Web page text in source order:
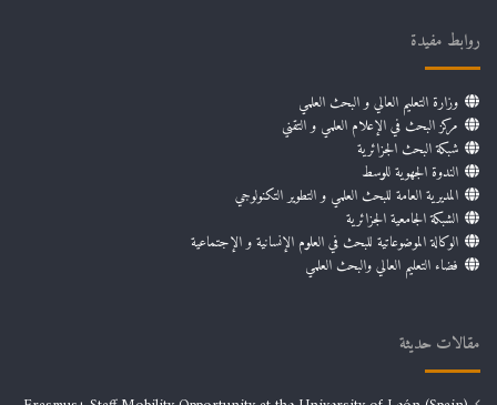
روابط مفيدة
وزارة التعليم العالي و البحث العلمي
مركز البحث في الإعلام العلمي و التقني
شبكة البحث الجزائرية
الندوة الجهوية للوسط
المديرية العامة للبحث العلمي و التطوير التكنولوجي
الشبكة الجامعية الجزائرية
الوكالة الموضوعاتية للبحث في العلوم الإنسانية و الإجتماعية
فضاء التعليم العالي والبحث العلمي
مقالات حديثة